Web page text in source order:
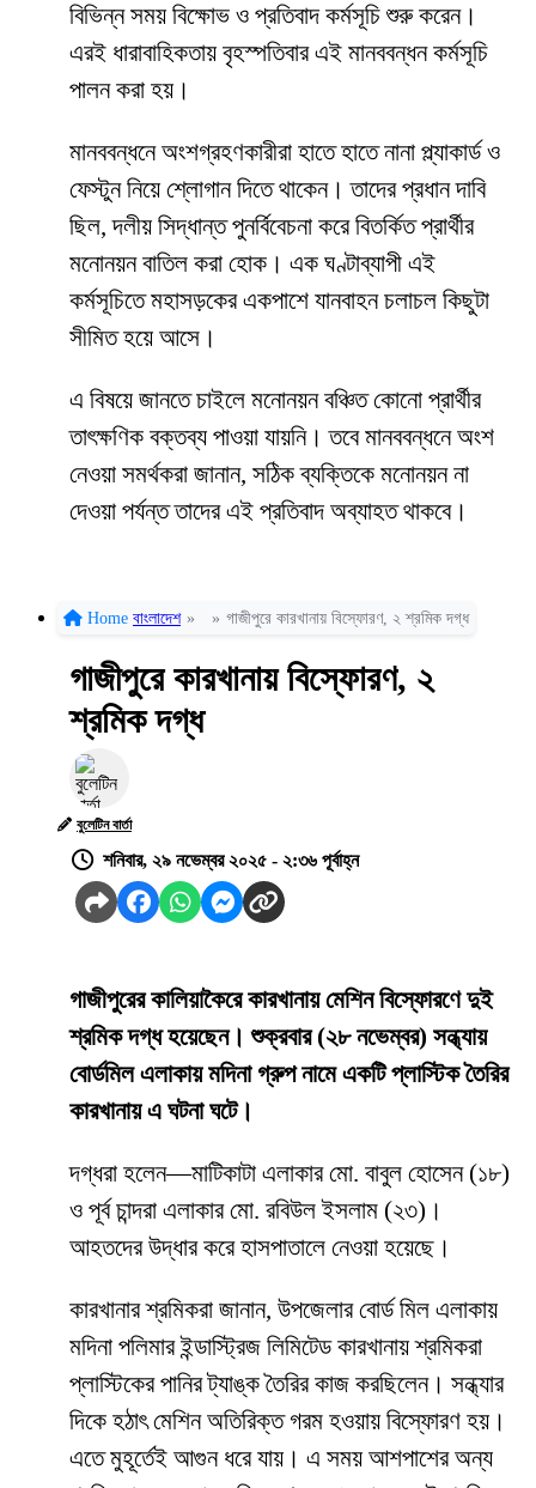
বিভিন্ন সময় বিক্ষোভ ও প্রতিবাদ কর্মসূচি শুরু করেন।
এরই ধারাবাহিকতায় বৃহস্পতিবার এই মানববন্ধন কর্মসূচি
পালন করা হয়।
মানববন্ধনে অংশগ্রহণকারীরা হাতে হাতে নানা প্ল্যাকার্ড ও
ফেস্টুন নিয়ে শ্লোগান দিতে থাকেন। তাদের প্রধান দাবি
ছিল, দলীয় সিদ্ধান্ত পুনর্বিবেচনা করে বিতর্কিত প্রার্থীর
মনোনয়ন বাতিল করা হোক। এক ঘণ্টাব্যাপী এই
কর্মসূচিতে মহাসড়কের একপাশে যানবাহন চলাচল কিছুটা
সীমিত হয়ে আসে।
এ বিষয়ে জানতে চাইলে মনোনয়ন বঞ্চিত কোনো প্রার্থীর
তাৎক্ষণিক বক্তব্য পাওয়া যায়নি। তবে মানববন্ধনে অংশ
নেওয়া সমর্থকরা জানান, সঠিক ব্যক্তিকে মনোনয়ন না
দেওয়া পর্যন্ত তাদের এই প্রতিবাদ অব্যাহত থাকবে।
Home বাংলাদেশ » » গাজীপুরে কারখানায় বিস্ফোরণ, ২ শ্রমিক দগ্ধ
গাজীপুরে কারখানায় বিস্ফোরণ, ২
শ্রমিক দগ্ধ
বুলেটিন বার্তা
শনিবার, ২৯ নভেম্বর ২০২৫ - ২:৩৬ পূর্বাহ্ন
গাজীপুরের কালিয়াকৈরে কারখানায় মেশিন বিস্ফোরণে দুই
শ্রমিক দগ্ধ হয়েছেন। শুক্রবার (২৮ নভেম্বর) সন্ধ্যায়
বোর্ডমিল এলাকায় মদিনা গ্রুপ নামে একটি প্লাস্টিক তৈরির
কারখানায় এ ঘটনা ঘটে।
দগ্ধরা হলেন—মাটিকাটা এলাকার মো. বাবুল হোসেন (১৮)
ও পূর্ব চান্দরা এলাকার মো. রবিউল ইসলাম (২৩)।
আহতদের উদ্ধার করে হাসপাতালে নেওয়া হয়েছে।
কারখানার শ্রমিকরা জানান, উপজেলার বোর্ড মিল এলাকায়
মদিনা পলিমার ইন্ডাস্ট্রিজ লিমিটেড কারখানায় শ্রমিকরা
প্লাস্টিকের পানির ট্যাঙ্ক তৈরির কাজ করছিলেন। সন্ধ্যার
দিকে হঠাৎ মেশিন অতিরিক্ত গরম হওয়ায় বিস্ফোরণ হয়।
এতে মুহূর্তেই আগুন ধরে যায়। এ সময় আশপাশের অন্য